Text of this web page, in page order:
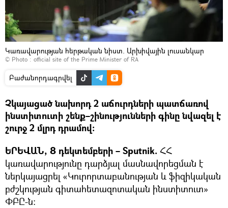
Կառավարության հերթական նիստ. Արխիվային լուսանկար
© Photo : official site of the Prime Minister of RA
Բաժանորդագրվել
Չկայացած նախորդ 2 աճուրդների պատճառով
ինստիտուտի շենք–շինությունների գինը նվազել է
շուրջ 2 մլրդ դրամով։
ԵՐԵՎԱՆ, 8 դեկտեմբերի – Sputnik. ՀՀ
կառավարությունը դարձյալ մասնավորեցման է
ներկայացրել «Կուրորտաբանության և ֆիզիկական
բժշկության գիտահետազոտական ինստիտուտ»
ՓԲԸ-ն։